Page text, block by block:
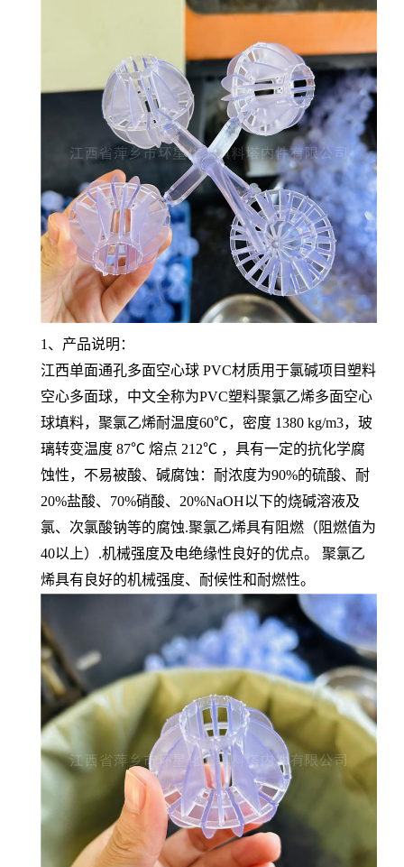
1、产品说明：
江西单面通孔多面空心球 PVC材质用于氯碱项目塑料
空心多面球，中文全称为PVC塑料聚氯乙烯多面空心
球填料，聚氯乙烯耐温度60℃，密度 1380 kg/m3，玻
璃转变温度 87℃ 熔点 212℃ ，具有一定的抗化学腐
蚀性，不易被酸、碱腐蚀：耐浓度为90%的硫酸、耐
20%盐酸、70%硝酸、20%NaOH以下的烧碱溶液及
氯、次氯酸钠等的腐蚀.聚氯乙烯具有阻燃（阻燃值为
40以上）.机械强度及电绝缘性良好的优点。 聚氯乙
烯具有良好的机械强度、耐候性和耐燃性。